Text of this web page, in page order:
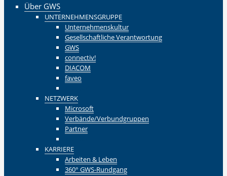
Über GWS
UNTERNEHMENSGRUPPE
Unternehmenskultur
Gesellschaftliche Verantwortung
GWS
connectiv!
DIACOM
faveo
NETZWERK
Microsoft
Verbände/Verbundgruppen
Partner
KARRIERE
Arbeiten & Leben
360° GWS-Rundgang